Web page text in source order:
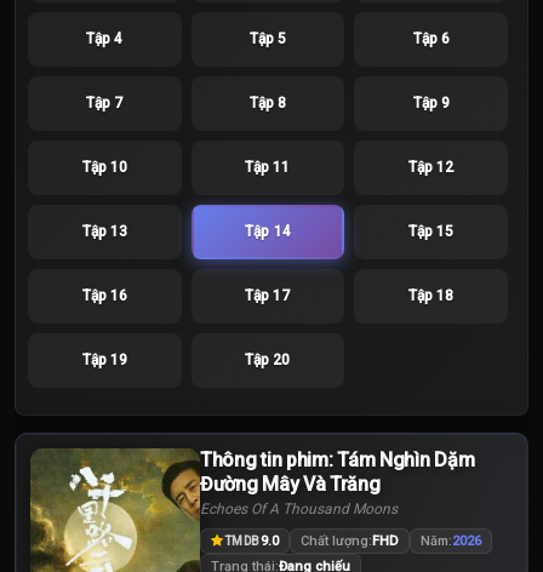
Tập 4 Tập 5 Tập 6
Tập 7 Tập 8 Tập 9
Tập 10 Tập 11 Tập 12
Tập 13 Tập 14 Tập 15
Tập 16 Tập 17 Tập 18
Tập 19 Tập 20
Thông tin phim: Tám Nghìn Dặm
Đường Mây Và Trăng
Echoes Of A Thousand Moons
TMDB9.0 Chất lượng:FHD Năm:2026
Trạng thái:Đang chiếu